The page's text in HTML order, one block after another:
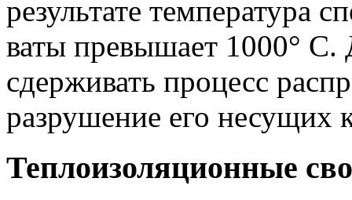
результате температура
ваты превышает 1000° C.
сдерживать процесс
разрушение его несущих
Теплоизоляционные